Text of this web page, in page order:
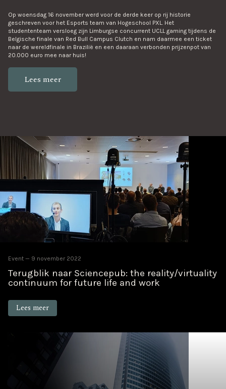
Op woensdag 16 november werd voor de derde keer op rij historie
geschreven voor het Esports team van Hogeschool PXL. Het
studententeam versloeg zijn Limburgse concurrent UCLL gaming tijdens de
Belgische finale van Red Bull Campus Clutch en nam daarmee een ticket
naar de wereldfinale in Brazilië en een daaraan verbonden prijzenpot van
20.000 euro mee naar huis!
Lees meer
Event 9 november 2022
Terugblik naar Sciencepub: the reality/virtuality
continuum for future life and work
Lees meer